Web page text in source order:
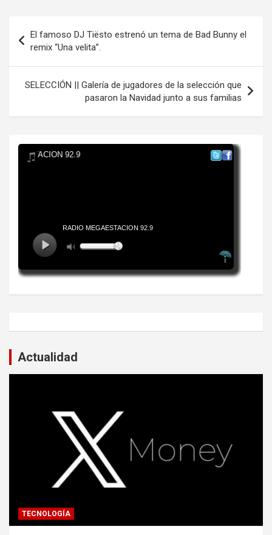
de
entradas
El famoso DJ Tiësto estrenó un tema de Bad Bunny el
remix “Una velita”.
SELECCIÓN || Galería de jugadores de la selección que
pasaron la Navidad junto a sus familias
Actualidad
TECNOLOGÍA